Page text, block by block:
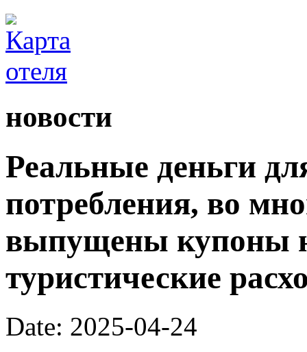
новости
Реальные деньги
потребления, во
выпущены купоны
туристические
Date: 2025-04-24